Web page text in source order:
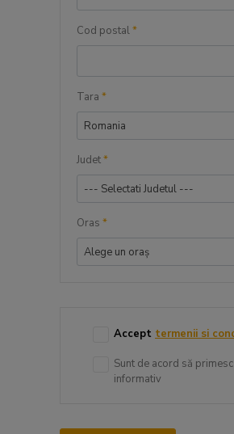
Cod postal*
Tara *
Romania
Judet*
--- Selectati Judetul ---
Oras *
Alege un oraș
Accept termenii si
Sunt de acord să
informativ